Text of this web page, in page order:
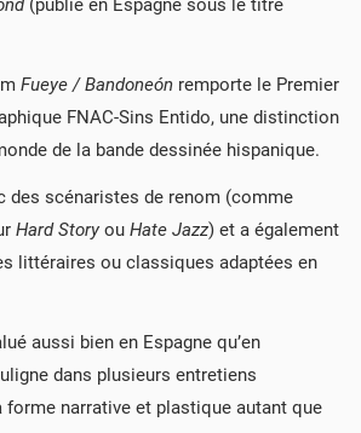
(publié en Espagne sous le titre
Fueye / Bandoneón remporte le Premier
FNAC-Sins Entido, une distinction
de la bande dessinée hispanique.
des scénaristes de renom (comme
Hard Storyou Hate Jazz) et a également
littéraires ou classiques adaptées en
aussi bien en Espagne qu’en
dans plusieurs entretiens
forme narrative et plastique autant que